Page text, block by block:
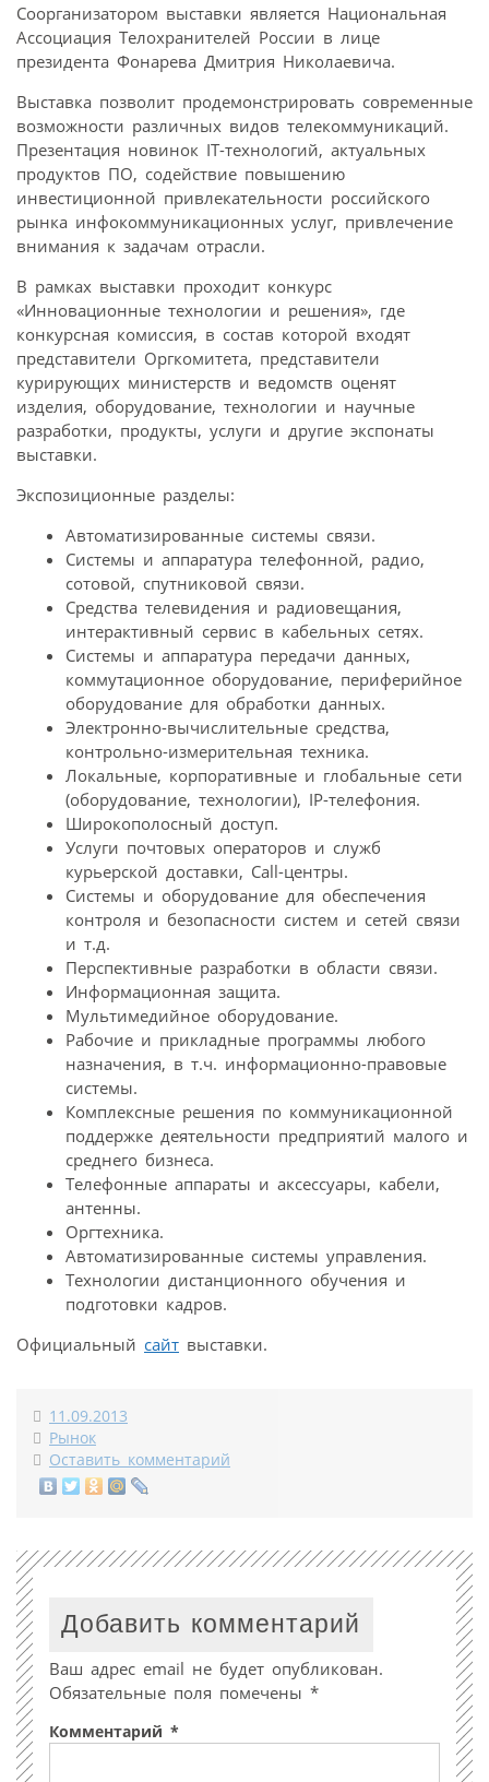
Соорганизатором выставки является Национальная
Ассоциация Телохранителей России в лице
президента Фонарева Дмитрия Николаевича.
Выставка позволит продемонстрировать современные
возможности различных видов телекоммуникаций.
Презентация новинок IT-технологий, актуальных
продуктов ПО, содействие повышению
инвестиционной привлекательности российского
рынка инфокоммуникационных услуг, привлечение
внимания к задачам отрасли.
В рамках выставки проходит конкурс
«Инновационные технологии и решения», где
конкурсная комиссия, в состав которой входят
представители Оргкомитета, представители
курирующих министерств и ведомств оценят
изделия, оборудование, технологии и научные
разработки, продукты, услуги и другие экспонаты
выставки.
Экспозиционные разделы:
Автоматизированные системы связи.
Системы и аппаратура телефонной, радио,
сотовой, спутниковой связи.
Средства телевидения и радиовещания,
интерактивный сервис в кабельных сетях.
Системы и аппаратура передачи данных,
коммутационное оборудование, периферийное
оборудование для обработки данных.
Электронно-вычислительные средства,
контрольно-измерительная техника.
Локальные, корпоративные и глобальные сети
(оборудование, технологии), IP-телефония.
Широкополосный доступ.
Услуги почтовых операторов и служб
курьерской доставки, Call-центры.
Системы и оборудование для обеспечения
контроля и безопасности систем и сетей связи
и т.д.
Перспективные разработки в области связи.
Информационная защита.
Мультимедийное оборудование.
Рабочие и прикладные программы любого
назначения, в т.ч. информационно-правовые
системы.
Комплексные решения по коммуникационной
поддержке деятельности предприятий малого и
среднего бизнеса.
Телефонные аппараты и аксессуары, кабели,
антенны.
Оргтехника.
Автоматизированные системы управления.
Технологии дистанционного обучения и
подготовки кадров.
Официальный сайт выставки.
11.09.2013
Рынок
Оставить комментарий
Добавить комментарий
Ваш адрес email не будет опубликован.
Обязательные поля помечены *
Комментарий *